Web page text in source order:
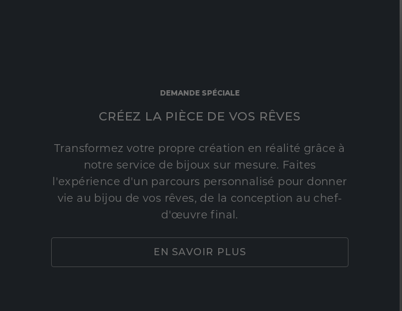
DEMANDE SPÉCIALE
CRÉEZ LA PIÈCE DE VOS RÊVES
Transformez votre propre création en réalité grâce à
notre service de bijoux sur mesure. Faites
l'expérience d'un parcours personnalisé pour donner
vie au bijou de vos rêves, de la conception au chef-
d'œuvre final.
EN SAVOIR PLUS